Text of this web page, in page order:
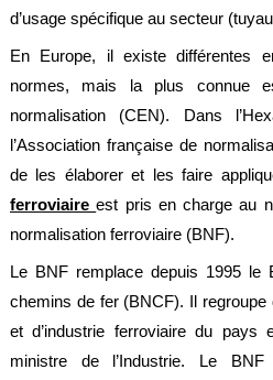
Passeport
technique
Bureau
d'étude
de
métaux
Fiches
métier
Carrières
centrales
Laiteries
d’usage spécifique au secteur
En Europe, il existe différentes
normes, mais la plus connue
normalisation (CEN). Dans
l’Association française de
de les élaborer et les faire
ferroviaireest pris en charge au
normalisation ferroviaire (BNF).
Le BNF remplace depuis 1995 le
chemins de fer (BNCF). Il
et d’industrie ferroviaire du pays
ministre de l’Industrie. Le BNF